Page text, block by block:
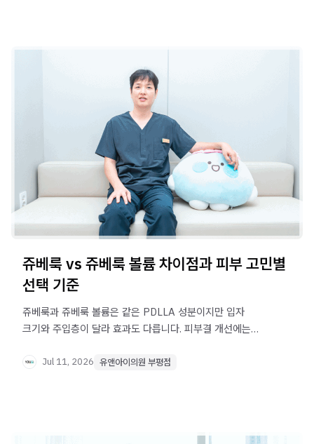
쥬베룩 vs 쥬베룩 볼륨 차이점과 피부 고민별
선택 기준
쥬베룩과 쥬베룩 볼륨은 같은 PDLLA 성분이지만 입자
크기와 주입층이 달라 효과도 다릅니다. 피부결 개선에는
피부 상태에 따라 달라집니다.
Jul 11, 2026 유앤아이의원 부평점